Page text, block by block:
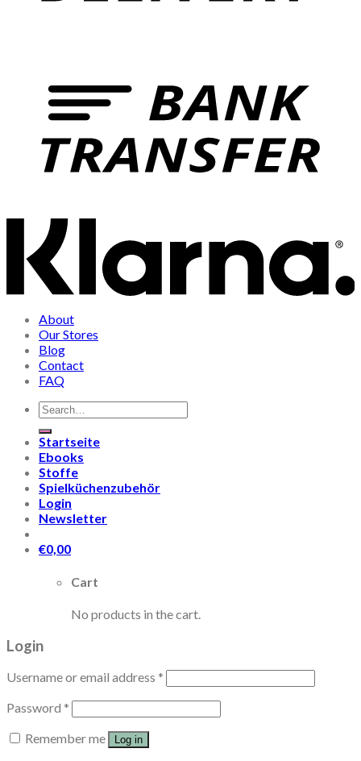
About
Our Stores
Blog
Contact
FAQ
Search
for:
Startseite
Ebooks
Stoffe
Spielküchenzubehör
Login
Newsletter
€0,00
Cart
No products in the cart.
Login
Username or email address *
Password *
Remember me
Log in